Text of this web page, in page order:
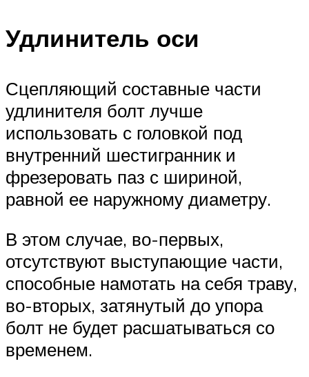
Удлинитель оси
Сцепляющий составные части
удлинителя болт лучше
использовать с головкой под
внутренний шестигранник и
фрезеровать паз с шириной,
равной ее наружному диаметру.
В этом случае, во-первых,
отсутствуют выступающие части,
способные намотать на себя траву,
во-вторых, затянутый до упора
болт не будет расшатываться со
временем.